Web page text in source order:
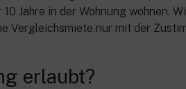
Jahre in der Wohnung wohnen.
Vergleichsmiete nur mit der
erlaubt?